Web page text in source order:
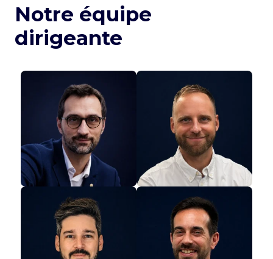
Notre équipe
dirigeante
Ludovic DEFRÉVILLE
CEO
Amérique du Nord
Nicolas SCOTTINI
COO
Amérique du Nord